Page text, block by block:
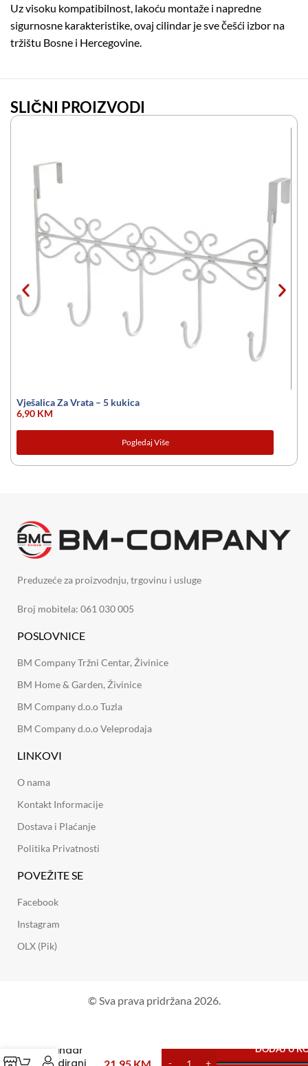
Uz visoku kompatibilnost, lakoću montaže i napredne
sigurnosne karakteristike, ovaj cilindar je sve češći izbor na
tržištu Bosne i Hercegovine.
SLIČNI PROIZVODI
Vješalica Za Vrata – 5 kukica
6,90 KM
Pogledaj Više
Preduzeće za proizvodnju, trgovinu i usluge
Broj mobitela: 061 030 005
POSLOVNICE
BM Company Tržni Centar, Živinice
BM Home & Garden, Živinice
BM Company d.o.o Tuzla
BM Company d.o.o Veleprodaja
LINKOVI
O nama
Kontakt Informacije
Dostava i Plaćanje
Politika Privatnosti
POVEŽITE SE
Facebook
Instagram
OLX (Pik)
© Sva prava pridržana 2026.
Cilindar
Kodirani
21,95 KM
DODAJ U